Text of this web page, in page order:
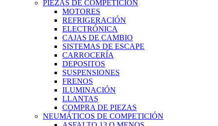
PIEZAS DE COMPETICIÓN
MOTORES
REFRIGERACIÓN
ELECTRÓNICA
CAJAS DE CAMBIO
SISTEMAS DE ESCAPE
CARROCERÍA
DEPOSITOS
SUSPENSIONES
FRENOS
ILUMINACIÓN
LLANTAS
COMPRA DE PIEZAS
NEUMÁTICOS DE COMPETICIÓN